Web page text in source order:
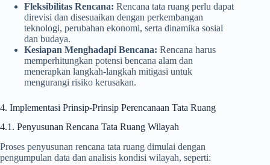
Fleksibilitas Rencana: Rencana tata ruang perlu dapat
direvisi dan disesuaikan dengan perkembangan
teknologi, perubahan ekonomi, serta dinamika sosial
dan budaya.
Kesiapan Menghadapi Bencana: Rencana harus
memperhitungkan potensi bencana alam dan
menerapkan langkah-langkah mitigasi untuk
mengurangi risiko kerusakan.
4. Implementasi Prinsip-Prinsip Perencanaan Tata Ruang
4.1. Penyusunan Rencana Tata Ruang Wilayah
Proses penyusunan rencana tata ruang dimulai dengan
pengumpulan data dan analisis kondisi wilayah, seperti: